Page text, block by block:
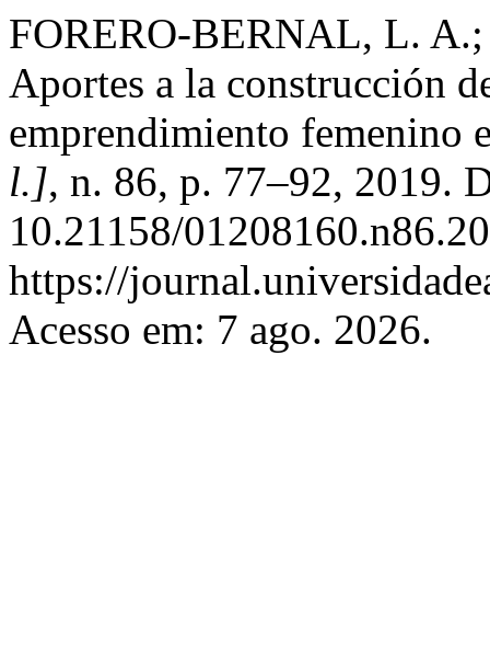
FORERO-BERNAL, L.
Aportes a la construcción
emprendimiento femenino
l.], n. 86, p. 77–92, 2019.
10.21158/
https://
Acesso em: 7 ago. 2026.